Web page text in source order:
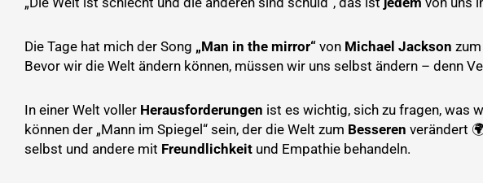
Die Tage hat mich der Song „Man in the mirror“ von Michael Jackson
Bevor wir die Welt ändern können, müssen wir uns selbst ändern – denn
In einer Welt voller Herausforderungen ist es wichtig, sich zu fragen, was
können der „Mann im Spiegel“ sein, der die Welt zum Besseren verändert
selbst und andere mit Freundlichkeit und Empathie behandeln.